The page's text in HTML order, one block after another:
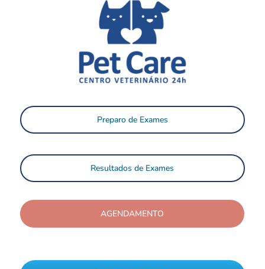
Preparo de Exames
Resultados de Exames
AGENDAMENTO